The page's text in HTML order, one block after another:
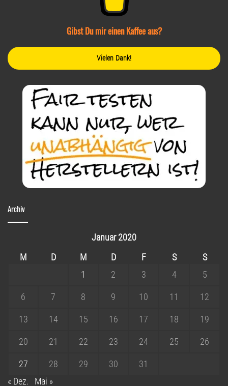
Gibst Du mir einen Kaffee aus?
Vielen Dank!
Archiv
Januar 2020
M
D M D F S
S
1
2 3 4 5
6 7 8 9 10 11 12
13 14 15 16 17 18 19
20 21 22 23 24 25 26
27 28 29 30
31
« Dez.
Mai »